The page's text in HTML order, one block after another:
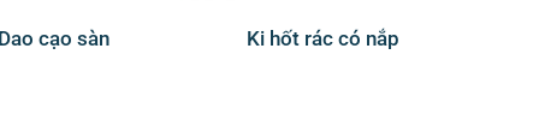
Dao cạo sàn Ki hốt rác có nắp